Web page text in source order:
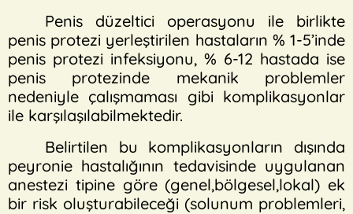
Penis düzeltici operasyonu ile birlikte
penis protezi yerleştirilen hastaların % 1-5’inde
penis protezi infeksiyonu, % 6-12 hastada ise
penis protezinde mekanik problemler
nedeniyle çalışmaması gibi komplikasyonlar
ile karşılaşılabilmektedir.
Belirtilen bu komplikasyonların dışında
peyronie hastalığının tedavisinde uygulanan
anestezi tipine göre (genel,bölgesel,lokal) ek
bir risk oluşturabileceği (solunum problemleri,